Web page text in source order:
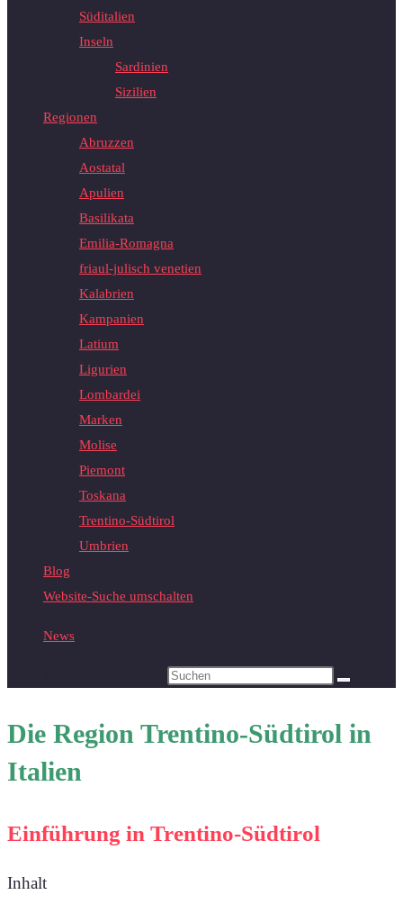
Süditalien
Inseln
Sardinien
Sizilien
Regionen
Abruzzen
Aostatal
Apulien
Basilikata
Emilia-Romagna
friaul-julisch venetien
Kalabrien
Kampanien
Latium
Ligurien
Lombardei
Marken
Molise
Piemont
Toskana
Trentino-Südtirol
Umbrien
Blog
Website-Suche umschalten
News
Die Region Trentino-Südtirol in
Italien
Einführung in Trentino-Südtirol
Inhalt